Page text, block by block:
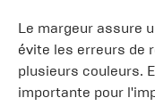
Le margeur assure
évite les erreurs de
plusieurs couleurs.
importante pour